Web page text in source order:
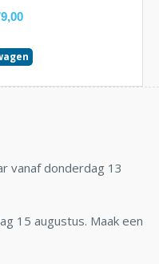
vanaf donderdag 13
15 augustus. Maak een